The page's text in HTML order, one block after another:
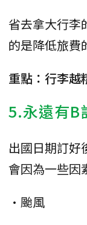
省去拿大行李
的是降低旅費
重點：行李越
5.永遠有B
出國日期訂好
會因為一些因
•颱風